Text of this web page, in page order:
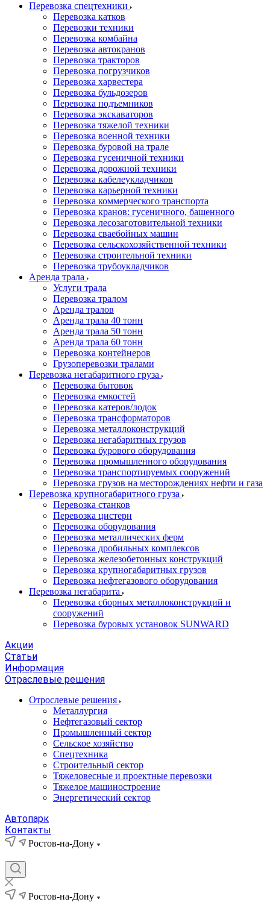
Перевозка спецтехники
Перевозка катков
Перевозки техники
Перевозка комбайна
Перевозка автокранов
Перевозка тракторов
Перевозка погрузчиков
Перевозка харвестера
Перевозка бульдозеров
Перевозка подъемников
Перевозка экскаваторов
Перевозка тяжелой техники
Перевозка военной техники
Перевозка буровой на трале
Перевозка гусеничной техники
Перевозка дорожной техники
Перевозка кабелеукладчиков
Перевозка карьерной техники
Перевозка коммерческого транспорта
Перевозка кранов: гусеничного, башенного
Перевозка лесозаготовительной техники
Перевозка сваебойных машин
Перевозка сельскохозяйственной техники
Перевозка строительной техники
Перевозка трубоукладчиков
Аренда трала
Услуги трала
Перевозка тралом
Аренда тралов
Аренда трала 40 тонн
Аренда трала 50 тонн
Аренда трала 60 тонн
Перевозка контейнеров
Грузоперевозки тралами
Перевозка негабаритного груза
Перевозка бытовок
Перевозка емкостей
Перевозка катеров/лодок
Перевозка трансформаторов
Перевозка металлоконструкций
Перевозка негабаритных грузов
Перевозка бурового оборудования
Перевозка промышленного оборудования
Перевозка транспортируемых сооружений
Перевозка грузов на месторождениях нефти и газа
Перевозка крупногабаритного груза
Перевозка станков
Перевозка цистерн
Перевозка оборудования
Перевозка металлических ферм
Перевозка дробильных комплексов
Перевозка железобетонных конструкций
Перевозка крупногабаритных грузов
Перевозка нефтегазового оборудования
Перевозка негабарита
Перевозка сборных металлоконструкций и
сооружений
Перевозка буровых установок SUNWARD
Акции
Статьи
Информация
Отраслевые решения
Отрослевые решения
Металлургия
Нефтегазовый сектор
Промышленный сектор
Сельское хозяйство
Спецтехника
Строительный сектор
Тяжеловесные и проектные перевозки
Тяжелое машиностроение
Энергетический сектор
Автопарк
Контакты
Ростов-на-Дону
Ростов-на-Дону